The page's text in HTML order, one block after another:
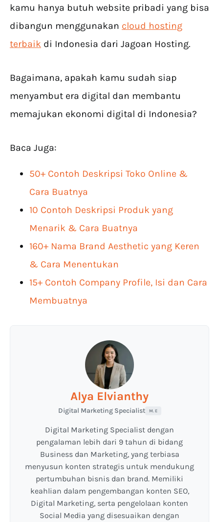
kamu hanya butuh website pribadi yang bisa
dibangun menggunakan cloud hosting
terbaik di Indonesia dari Jagoan Hosting.
Bagaimana, apakah kamu sudah siap
menyambut era digital dan membantu
memajukan ekonomi digital di Indonesia?
Baca Juga:
50+ Contoh Deskripsi Toko Online &
Cara Buatnya
10 Contoh Deskripsi Produk yang
Menarik & Cara Buatnya
160+ Nama Brand Aesthetic yang Keren
& Cara Menentukan
15+ Contoh Company Profile, Isi dan Cara
Membuatnya
Alya Elvianthy
Digital Marketing Specialist M. E
Digital Marketing Specialist dengan
pengalaman lebih dari 9 tahun di bidang
Business dan Marketing, yang terbiasa
menyusun konten strategis untuk mendukung
pertumbuhan bisnis dan brand. Memiliki
keahlian dalam pengembangan konten SEO,
Digital Marketing, serta pengelolaan konten
Social Media yang disesuaikan dengan